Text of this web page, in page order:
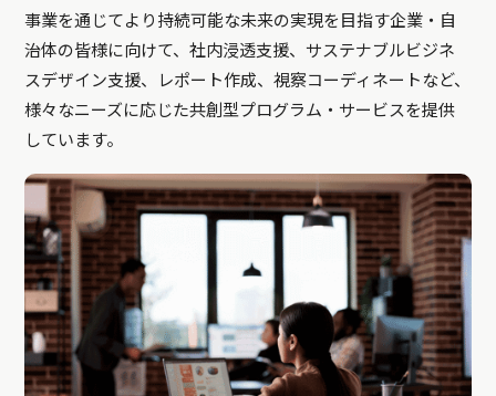
事業を通じてより持続可能な未来の実現を目指す企業・自
治体の皆様に向けて、社内浸透支援、サステナブルビジネ
スデザイン支援、レポート作成、視察コーディネートなど、
様々なニーズに応じた共創型プログラム・サービスを提供
しています。